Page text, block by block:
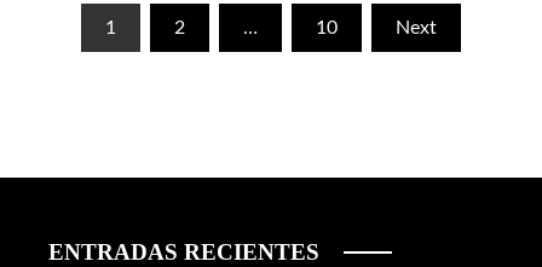
Paginación
1 2 … 10 Next
ENTRADAS RECIENTES